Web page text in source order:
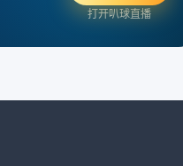
打开叭球直播